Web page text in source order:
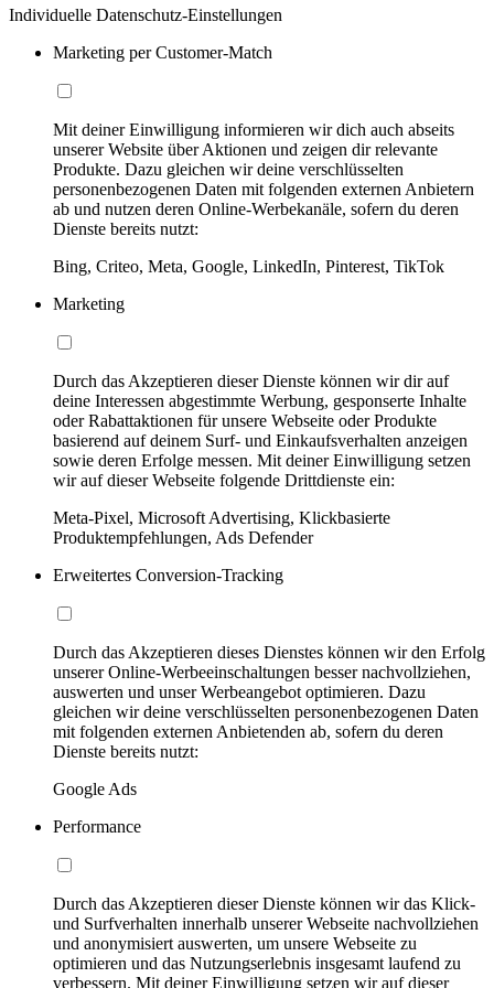
Individuelle Datenschutz-Einstellungen
Marketing per Customer-Match
Mit deiner Einwilligung informieren wir dich auch abseits
unserer Website über Aktionen und zeigen dir relevante
Produkte. Dazu gleichen wir deine verschlüsselten
personenbezogenen Daten mit folgenden externen Anbietern
ab und nutzen deren Online-Werbekanäle, sofern du deren
Dienste bereits nutzt:
Bing, Criteo, Meta, Google, LinkedIn, Pinterest, TikTok
Marketing
Durch das Akzeptieren dieser Dienste können wir dir auf
deine Interessen abgestimmte Werbung, gesponserte Inhalte
oder Rabattaktionen für unsere Webseite oder Produkte
basierend auf deinem Surf- und Einkaufsverhalten anzeigen
sowie deren Erfolge messen. Mit deiner Einwilligung setzen
wir auf dieser Webseite folgende Drittdienste ein:
Meta-Pixel, Microsoft Advertising, Klickbasierte
Produktempfehlungen, Ads Defender
Erweitertes Conversion-Tracking
Durch das Akzeptieren dieses Dienstes können wir den Erfolg
unserer Online-Werbeeinschaltungen besser nachvollziehen,
auswerten und unser Werbeangebot optimieren. Dazu
gleichen wir deine verschlüsselten personenbezogenen Daten
mit folgenden externen Anbietenden ab, sofern du deren
Dienste bereits nutzt:
Google Ads
Performance
Durch das Akzeptieren dieser Dienste können wir das Klick-
und Surfverhalten innerhalb unserer Webseite nachvollziehen
und anonymisiert auswerten, um unsere Webseite zu
optimieren und das Nutzungserlebnis insgesamt laufend zu
verbessern. Mit deiner Einwilligung setzen wir auf dieser